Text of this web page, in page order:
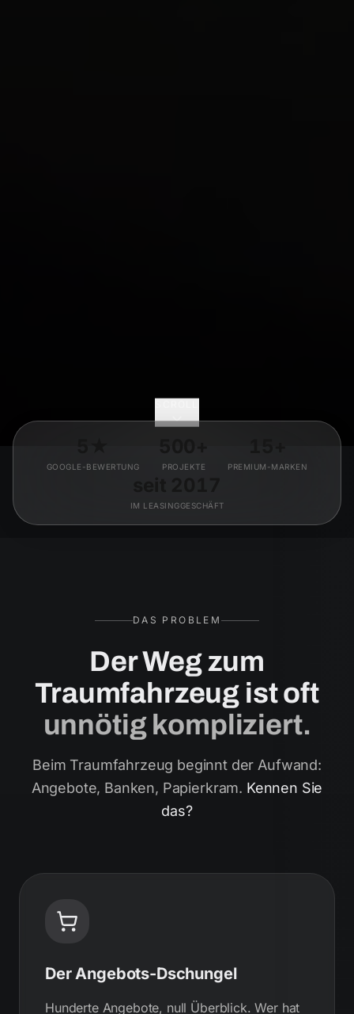
GOOGLE-BEWERTUNG PROJEKTE PREMIUM-MARKEN
IM LEASINGGESCHÄFT
DAS PROBLEM
Der Weg zum
Traumfahrzeug ist oft
unnötig kompliziert.
Beim Traumfahrzeug beginnt der Aufwand:
Angebote, Banken, Papierkram. Kennen Sie
das?
Der Angebots-Dschungel
Hunderte Angebote, null Überblick. Wer hat